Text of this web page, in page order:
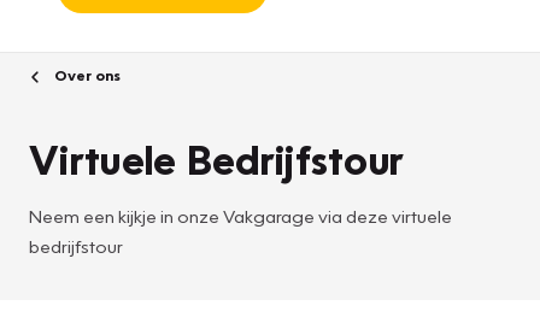
Over ons
Virtuele Bedrijfstour
Neem een kijkje in onze Vakgarage via deze virtuele
bedrijfstour